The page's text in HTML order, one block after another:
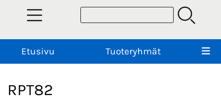
Etusivu Tuoteryhmät
RPT82